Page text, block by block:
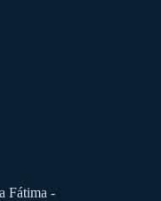
Fátima -